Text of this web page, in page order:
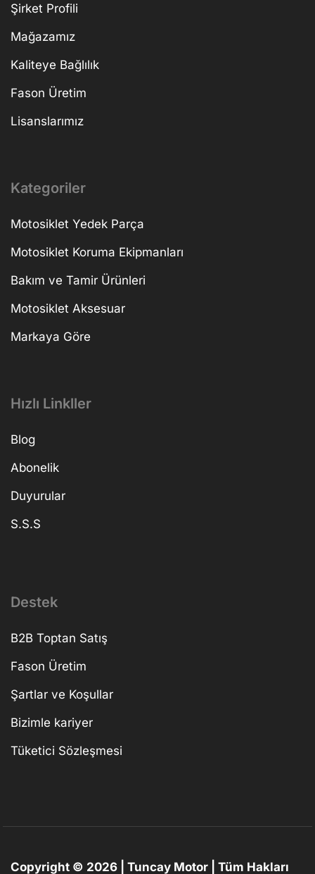
Şirket Profili
Mağazamız
Kaliteye Bağlılık
Fason Üretim
Lisanslarımız
Kategoriler
Motosiklet Yedek Parça
Motosiklet Koruma Ekipmanları
Bakım ve Tamir Ürünleri
Motosiklet Aksesuar
Markaya Göre
Hızlı Linkller
Blog
Abonelik
Duyurular
S.S.S
Destek
B2B Toptan Satış
Fason Üretim
Şartlar ve Koşullar
Bizimle kariyer
Tüketici Sözleşmesi
Copyright © 2026 | Tuncay Motor | Tüm Hakları